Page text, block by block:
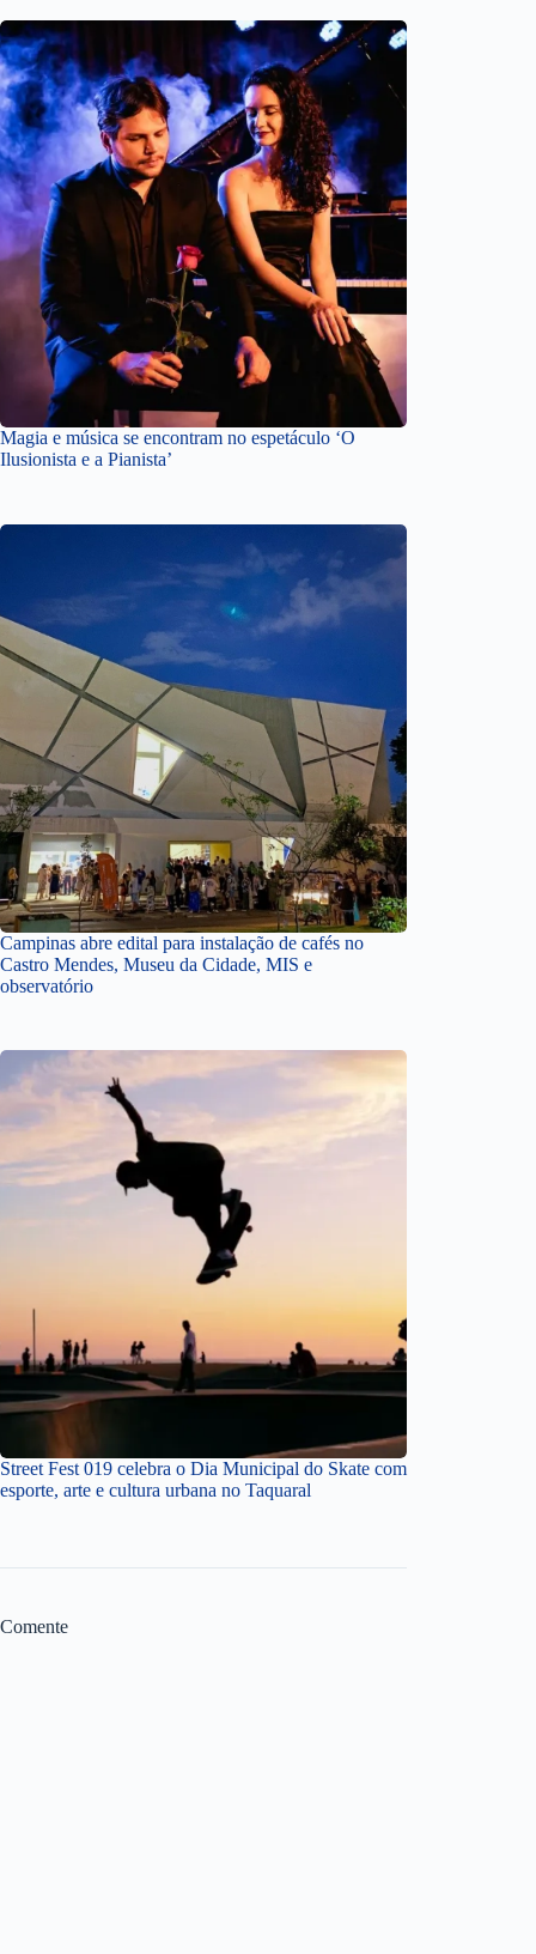
Magia e música se encontram no espetáculo ‘O
Ilusionista e a Pianista’
Campinas abre edital para instalação de cafés no
Castro Mendes, Museu da Cidade, MIS e
observatório
Street Fest 019 celebra o Dia Municipal do Skate com
esporte, arte e cultura urbana no Taquaral
Comente